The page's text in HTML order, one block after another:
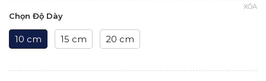
Chọn Độ Dày
10 cm 15 cm 20 cm
XÓA